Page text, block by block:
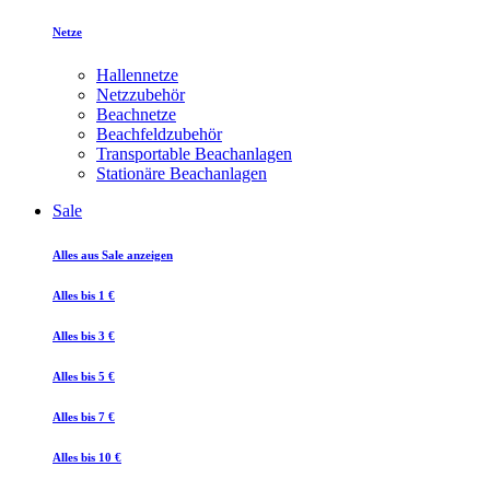
Netze
Hallennetze
Netzzubehör
Beachnetze
Beachfeldzubehör
Transportable Beachanlagen
Stationäre Beachanlagen
Sale
Alles aus Sale anzeigen
Alles bis 1 €
Alles bis 3 €
Alles bis 5 €
Alles bis 7 €
Alles bis 10 €